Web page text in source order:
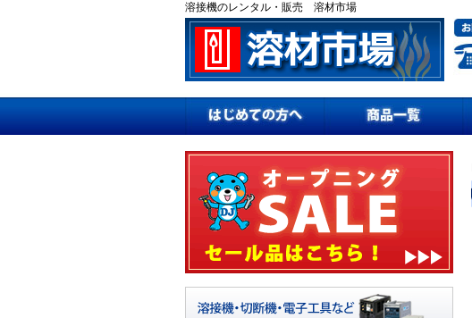
溶接機のレンタル・販売 溶材市場